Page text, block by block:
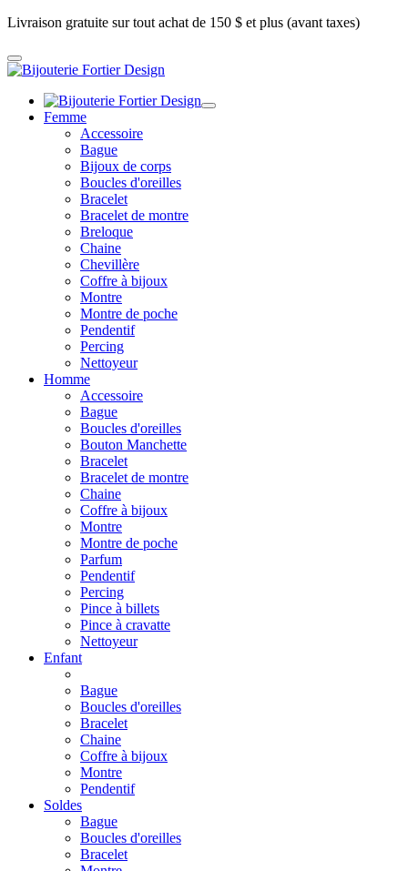
Livraison gratuite sur tout achat de 150 $ et plus (avant taxes)
Femme
Accessoire
Bague
Bijoux de corps
Boucles d'oreilles
Bracelet
Bracelet de montre
Breloque
Chaine
Chevillère
Coffre à bijoux
Montre
Montre de poche
Pendentif
Percing
Nettoyeur
Homme
Accessoire
Bague
Boucles d'oreilles
Bouton Manchette
Bracelet
Bracelet de montre
Chaine
Coffre à bijoux
Montre
Montre de poche
Parfum
Pendentif
Percing
Pince à billets
Pince à cravatte
Nettoyeur
Enfant
Bague
Boucles d'oreilles
Bracelet
Chaine
Coffre à bijoux
Montre
Pendentif
Soldes
Bague
Boucles d'oreilles
Bracelet